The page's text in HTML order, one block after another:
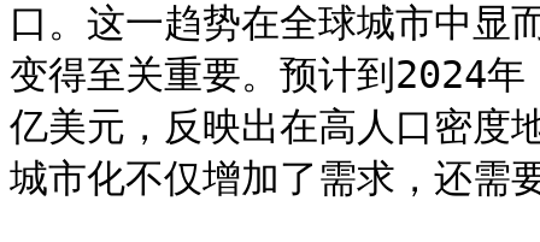
口。这一趋势在全球城市中显
变得至关重要。预计到2024
亿美元，反映出在高人口密度
城市化不仅增加了需求，还需